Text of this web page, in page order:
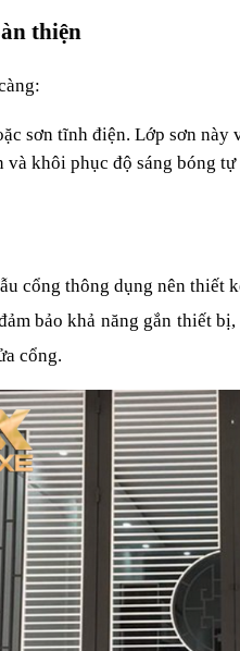
thiện
sơn tĩnh điện. Lớp sơn
khôi phục độ sáng bóng tự
cổng thông dụng nên thiết
bảo khả năng gắn thiết
cổng.